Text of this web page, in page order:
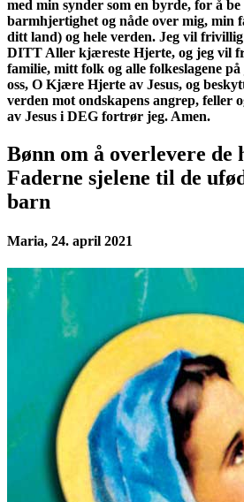
med min synder som en byrde, for å
barmhjertighet og nåde over mig, min
ditt land) og hele verden. Jeg vil
DITT Aller kjæreste Hjerte, og jeg vil
familie, mitt folk og alle folkeslagene
oss, O Kjære Hjerte av Jesus, og
verden mot ondskapens angrep, feller
av Jesus i DEG fortrør jeg. Amen.
Bønn om å overlevere de
Faderne sjelene til de
barn
Maria, 24. april 2021